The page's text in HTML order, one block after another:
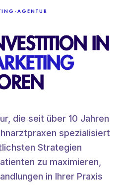
AGENTUR
IN
die seit über 10 Jahren
spezialisiert
Strategien
zu maximieren,
in Ihrer Praxis